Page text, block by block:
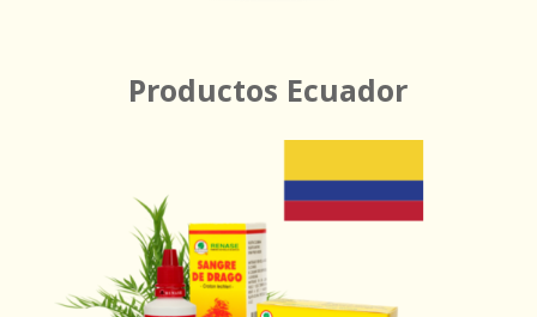
Productos Ecuador